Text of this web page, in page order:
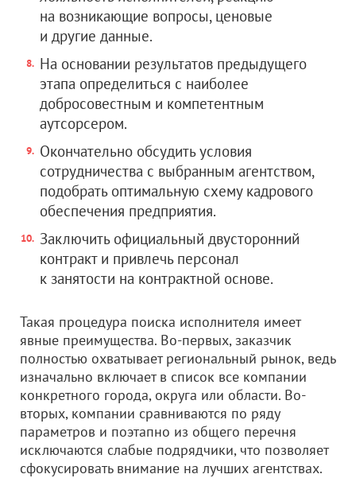
на возникающие вопросы, ценовые
и другие данные.
На основании результатов предыдущего
этапа определиться с наиболее
добросовестным и компетентным
аутсорсером.
Окончательно обсудить условия
сотрудничества с выбранным агентством,
подобрать оптимальную схему кадрового
обеспечения предприятия.
Заключить официальный двусторонний
контракт и привлечь персонал
к занятости на контрактной основе.
Такая процедура поиска исполнителя имеет
явные преимущества. Во-первых, заказчик
полностью охватывает региональный рынок, ведь
изначально включает в список все компании
конкретного города, округа или области. Во-
вторых, компании сравниваются по ряду
параметров и поэтапно из общего перечня
исключаются слабые подрядчики, что позволяет
сфокусировать внимание на лучших агентствах.